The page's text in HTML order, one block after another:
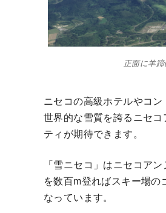
正面に羊
ニセコの高級ホテルやコ
世界的な雪質を誇るニセ
ティが期待できます。
「雪ニセコ」はニセコア
を数百m登ればスキー場
なっています。